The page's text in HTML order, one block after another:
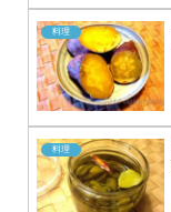
料理
料理